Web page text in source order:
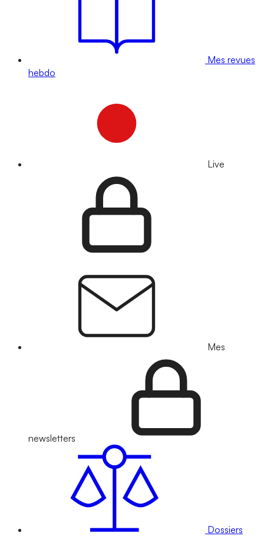
Mes revues
hebdo
Live
Mes
newsletters
Dossiers